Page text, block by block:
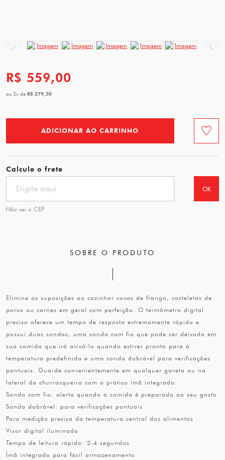
R$ 559,00
ou2x de R$ 279,50
ADICIONAR AO CARRINHO
Calcule o frete
OK
Não sei o CEP
SOBRE O PRODUTO
Elimine as suposições ao cozinhar coxas de frango, costeletas de
porco ou carnes em geral com perfeição. O termômetro digital
preciso oferece um tempo de resposta extremamente rápido e
possui duas sondas, uma sonda com fio que pode ser deixada em
sua comida que irá avisá-lo quando estiver pronto para a
temperatura predefinida e uma sonda dobrável para verificações
pontuais. Guarde convenientemente em qualquer gaveta ou na
lateral da churrasqueira com o prático ímã integrado.
Sonda com fio: alerta quando a comida é preparada ao seu gosto
Sonda dobrável: para verificações pontuais
Para medição precisa da temperatura central dos alimentos
Visor digital iluminado
Tempo de leitura rápido: 2-4 segundos
Ímã integrado para fácil armazenamento